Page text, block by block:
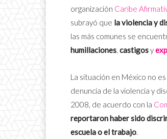
organización Caribe
subrayó que la violencia y
las más comunes se
humillaciones, castigosy
La situación en México no
denuncia de la violencia y
2008, de acuerdo con la
reportaron haber sido
escuela o el trabajo.